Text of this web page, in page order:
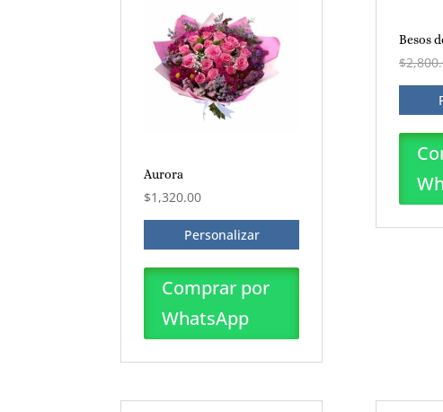
Aurora
$1,320.00
Personalizar
Comprar por
WhatsApp
Besos
$